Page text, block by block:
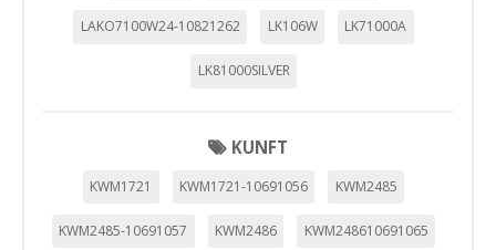
LAKO7100W24-10821262 LK106W LK71000A
LK81000SILVER
KUNFT
KWM1721 KWM1721-10691056 KWM2485
KWM2485-10691057 KWM2486 KWM248610691065